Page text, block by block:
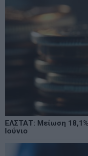
ΕΛΣΤΑΤ: Μείωση
Ιούνιο